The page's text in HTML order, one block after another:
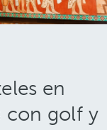
en
con golf y